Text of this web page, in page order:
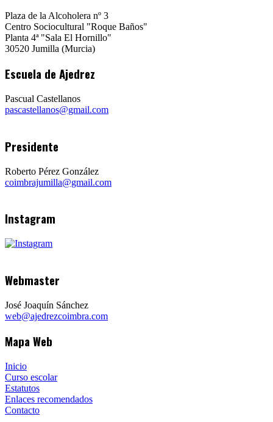
Plaza de la Alcoholera nº 3
Centro Sociocultural "Roque Baños"
Planta 4ª "Sala El Hornillo"
30520 Jumilla (Murcia)
Escuela de Ajedrez
Pascual Castellanos
pascastellanos@gmail.com
Presidente
Roberto Pérez González
coimbrajumilla@gmail.com
Instagram
Webmaster
José Joaquín Sánchez
web@ajedrezcoimbra.com
Mapa Web
Inicio
Curso escolar
Estatutos
Enlaces recomendados
Contacto